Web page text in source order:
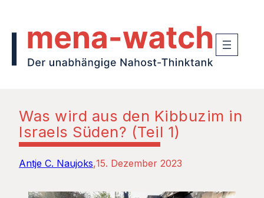
Was wird aus den Kibbuzim in
Israels Süden? (Teil 1)
Antje C. Naujoks 15. Dezember 2023